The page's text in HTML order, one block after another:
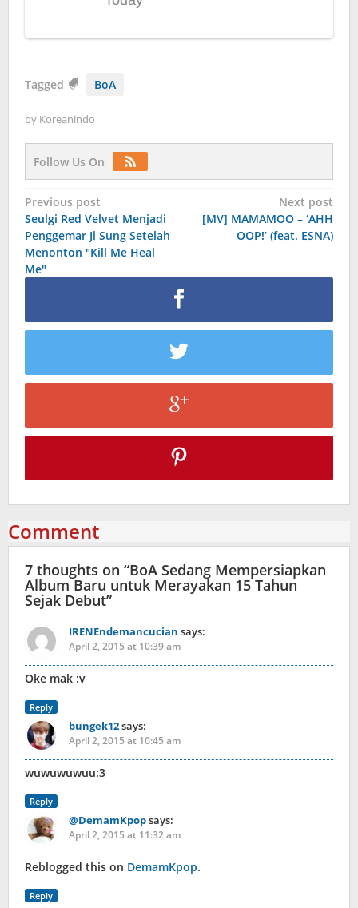
Tagged BoA
by Koreanindo
Follow Us On
Post
navigation
Previous post
Seulgi Red Velvet Menjadi
Penggemar Ji Sung Setelah
Menonton "Kill Me Heal
Me"
Next post
[MV] MAMAMOO – ‘AHH
OOP!’ (feat. ESNA)
Comment
7 thoughts on “BoA Sedang Mempersiapkan
Album Baru untuk Merayakan 15 Tahun
Sejak Debut”
IRENEndemancucian says:
April 2, 2015 at 10:39 am
Oke mak :v
Reply
bungek12says:
April 2, 2015 at 10:45 am
wuwuwuwuu:3
Reply
@DemamKpopsays:
April 2, 2015 at 11:32 am
Reblogged this on DemamKpop.
Reply